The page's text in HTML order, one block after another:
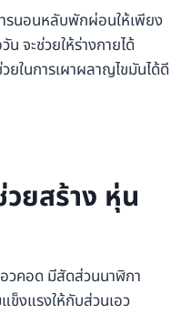
รนอนหลับพักผ่อนให้เพียง
จะช่วยให้ร่างกายได้
ในการเผาผลาญไขมันได้ดี
ยสร้าง หุ่น
วคอด มีสัดส่วนนาฬิกา
ข็งแรงให้กับส่วนเอว